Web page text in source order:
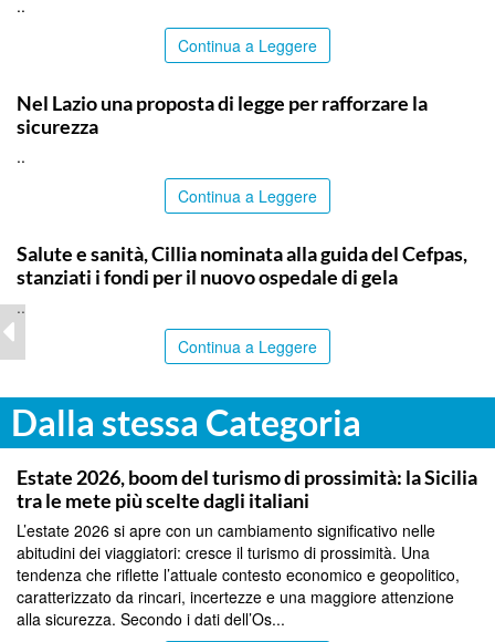
..
Continua a Leggere
Nel Lazio una proposta di legge per rafforzare la
sicurezza
..
Continua a Leggere
Salute e sanità, Cillia nominata alla guida del Cefpas,
stanziati i fondi per il nuovo ospedale di gela
..
Continua a Leggere
Dalla stessa Categoria
PALERMO
Estate 2026, boom del turismo di prossimità: la Sicilia
tra le mete più scelte dagli italiani
L’estate 2026 si apre con un cambiamento significativo nelle
abitudini dei viaggiatori: cresce il turismo di prossimità. Una
tendenza che riflette l’attuale contesto economico e geopolitico,
caratterizzato da rincari, incertezze e una maggiore attenzione
alla sicurezza. Secondo i dati dell’Os...